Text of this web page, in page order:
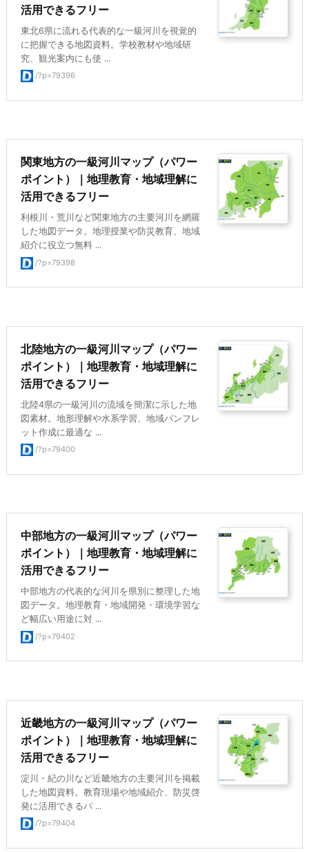
活用できるフリー
東北6県に流れる代表的な一級河川を視覚的
に把握できる地図資料。学校教材や地域研
究、観光案内にも使 ...
/?p=79396
関東地方の一級河川マップ（パワー
ポイント）｜地理教育・地域理解に
活用できるフリー
利根川・荒川など関東地方の主要河川を網羅
した地図データ。地理授業や防災教育、地域
紹介に役立つ無料 ...
/?p=79398
北陸地方の一級河川マップ（パワー
ポイント）｜地理教育・地域理解に
活用できるフリー
北陸4県の一級河川の流域を簡潔に示した地
図素材。地形理解や水系学習、地域パンフレ
ット作成に最適な ...
/?p=79400
中部地方の一級河川マップ（パワー
ポイント）｜地理教育・地域理解に
活用できるフリー
中部地方の代表的な河川を県別に整理した地
図データ。地理教育・地域開発・環境学習な
ど幅広い用途に対 ...
/?p=79402
近畿地方の一級河川マップ（パワー
ポイント）｜地理教育・地域理解に
活用できるフリー
淀川・紀の川など近畿地方の主要河川を掲載
した地図資料。教育現場や地域紹介、防災啓
発に活用できるパ ...
/?p=79404